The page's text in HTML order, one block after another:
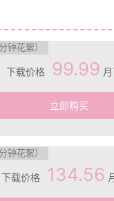
钟花絮）
下载价格 99.99
立即购买
钟花絮）
下载价格 134.56